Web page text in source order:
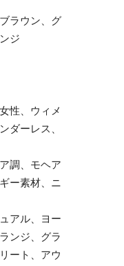
ラウン、グ
ジ
性、ウィメ
ダーレス、
調、モヘア
ー素材、ニ
アル、ヨー
ンジ、グラ
ート、アウ